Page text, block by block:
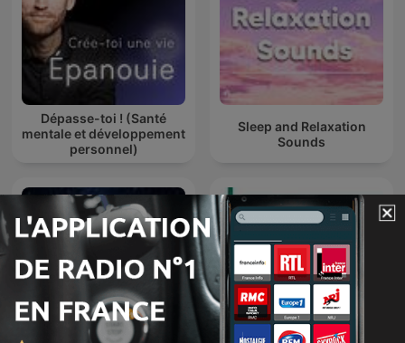
Dépasse-toi ! (Santé
mentale et développement
personnel)
Sleep and Relaxation
Sounds